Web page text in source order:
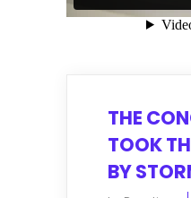
THE
TOOK
BY